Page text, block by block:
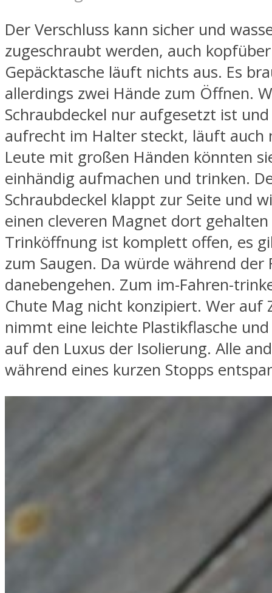
Der Verschluss kann sicher und
zugeschraubt werden, auch
Gepäcktasche läuft nichts aus. Es
allerdings zwei Hände zum Öffnen.
Schraubdeckel nur aufgesetzt ist und
aufrecht im Halter steckt, läuft auch
Leute mit großen Händen könnten
einhändig aufmachen und trinken.
Schraubdeckel klappt zur Seite und
einen cleveren Magnet dort gehalten
Trinköffnung ist komplett offen, es
zum Saugen. Da würde während der
danebengehen. Zum im-Fahren-
Chute Mag nicht konzipiert. Wer auf
nimmt eine leichte Plastikflasche
auf den Luxus der Isolierung. Alle
während eines kurzen Stopps